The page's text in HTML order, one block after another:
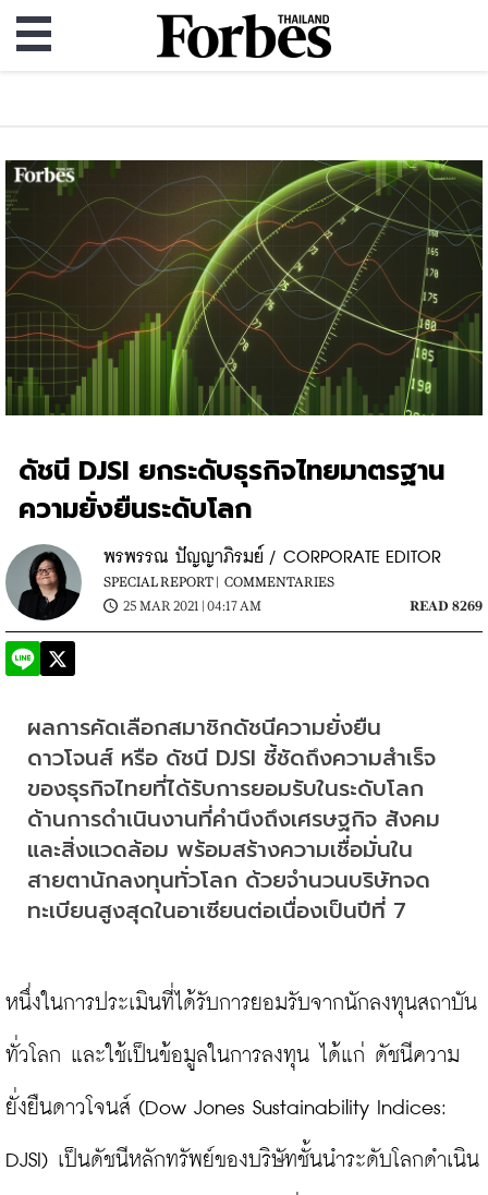
ดัชนี DJSI ยกระดับธุรกิจไทยมาตรฐาน
ความยั่งยืนระดับโลก
พรพรรณ ปัญญาภิรมย์ / CORPORATE EDITOR
SPECIAL REPORT | COMMENTARIES
25 MAR 2021 | 04:17 AM
READ 8269
ผลการคัดเลือกสมาชิกดัชนีความยั่งยืน
ดาวโจนส์ หรือ ดัชนี DJSI ชี้ชัดถึงความสำเร็จ
ของธุรกิจไทยที่ได้รับการยอมรับในระดับโลก
ด้านการดำเนินงานที่คำนึงถึงเศรษฐกิจ สังคม
และสิ่งแวดล้อม พร้อมสร้างความเชื่อมั่นใน
สายตานักลงทุนทั่วโลก ด้วยจำนวนบริษัทจด
ทะเบียนสูงสุดในอาเซียนต่อเนื่องเป็นปีที่ 7
หนึ่งในการประเมินที่ได้รับการยอมรับจากนักลงทุนสถาบัน
ทั่วโลก และใช้เป็นข้อมูลในการลงทุน ได้แก่ ดัชนีความ
ยั่งยืนดาวโจนส์ (Dow Jones Sustainability Indices:
DJSI) เป็นดัชนีหลักทรัพย์ของบริษัทชั้นนำระดับโลกดำเนิน